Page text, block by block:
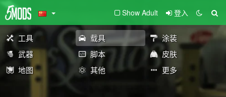
Show Adult 登入
工具 载具
涂装
武器
脚本
皮肤
地图
其他 更多